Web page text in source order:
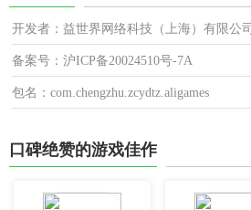
开发者：益世界网络科技（上海）有限公司
备案号：沪ICP备20024510号-7A
包名：com.chengzhu.zcydtz.aligames
口碑绝赞的游戏佳作